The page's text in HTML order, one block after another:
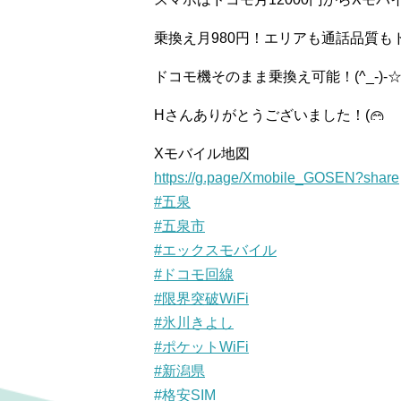
乗換え月980円！エリアも通話品質も
ドコモ機そのまま乗換え可能！(^_-)-☆
Hさんありがとうございました！(
Xモバイル地図
https://g.page/Xmobile_GOSEN?share
#五泉
#五泉市
#エックスモバイル
#ドコモ回線
#限界突破WiFi
#氷川きよし
#ポケットWiFi
#新潟県
#格安SIM